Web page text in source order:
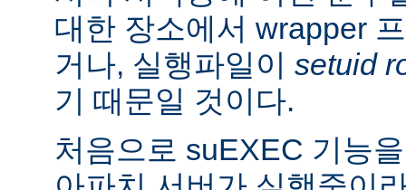
대한 장소에서 wrapper
거나, 실행파일이 setuid
기 때문일 것이다.
처음으로 suEXEC 기능